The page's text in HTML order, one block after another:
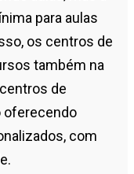
para aulas
os centros de
também na
de
oferecendo
com